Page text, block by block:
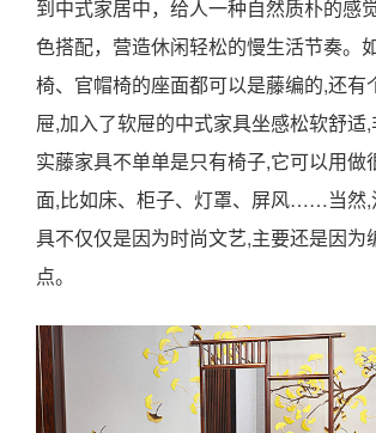
到中式家居中，给人一种自然质朴的感
色搭配，营造休闲轻松的慢生活节奏。
椅、官帽椅的座面都可以是藤编的,还有
屉,加入了软屉的中式家具坐感松软舒适
实藤家具不单单是只有椅子,它可以用做
面,比如床、柜子、灯罩、屏风……当然,
具不仅仅是因为时尚文艺,主要还是因为
点。